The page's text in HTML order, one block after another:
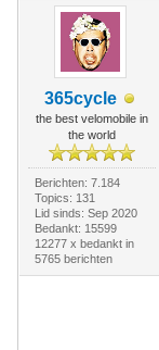
365cycle
the best velomobile in
the world
Berichten: 7.184
Topics: 131
Lid sinds: Sep 2020
Bedankt: 15599
12277 x bedankt in
5765 berichten